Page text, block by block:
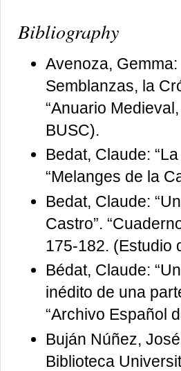
Bibliography
Avenoza,
Semblanzas, la
“Anuario
BUSC).
Bedat, Claude:
“Melanges de la
Bedat, Claude:
Castro”.
175-182. (Estudio
Bédat, Claude:
inédito de una
“Archivo Español
Buján Núñez,
Biblioteca